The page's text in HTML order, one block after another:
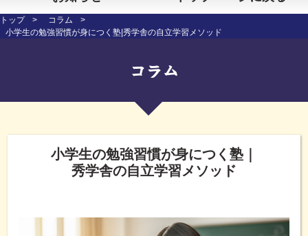
トップ
コラム
小学生の勉強習慣が身につく塾|秀学舎の自立学習メソッド
コラム
小学生の勉強習慣が身につく塾｜
秀学舎の自立学習メソッド